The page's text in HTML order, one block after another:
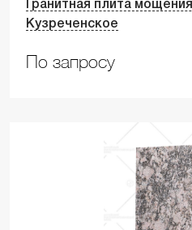
Гранитная плита
Кузреченское
По запросу